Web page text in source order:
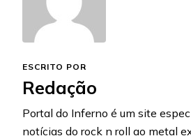
ESCRITO POR
Redação
Portal do Inferno é um site
notícias do rock n roll ao metal